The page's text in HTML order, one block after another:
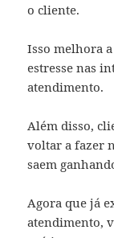
o cliente.
Isso melhora
estresse nas
atendimento.
Além disso,
voltar a fazer
saem
Agora que já
atendimento,